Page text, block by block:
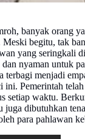
banyak orang
begitu, tak
yang seringkali
nyaman untuk
menjadi
Pemerintah
setiap waktu.
dibutuhkan
para pahlawan